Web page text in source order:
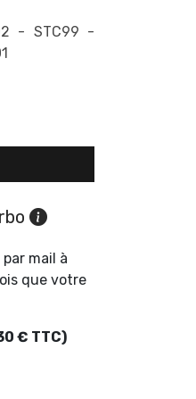
- STC99 -
mail à
que votre
€ TTC)